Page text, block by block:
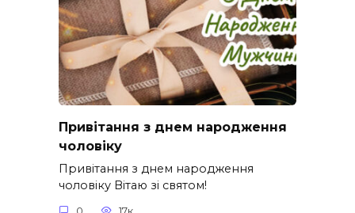
Привітання з днем народження
чоловіку
Привітання з днем народження
чоловіку Вітаю зі святом!